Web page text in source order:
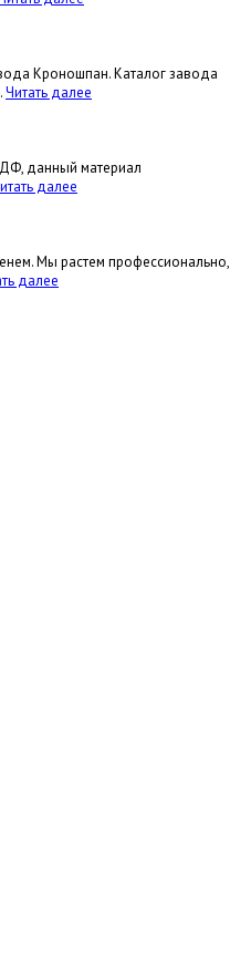
Кроношпан. Каталог завода
Читать далее
данный материал
далее
Мы растем профессионально,
далее